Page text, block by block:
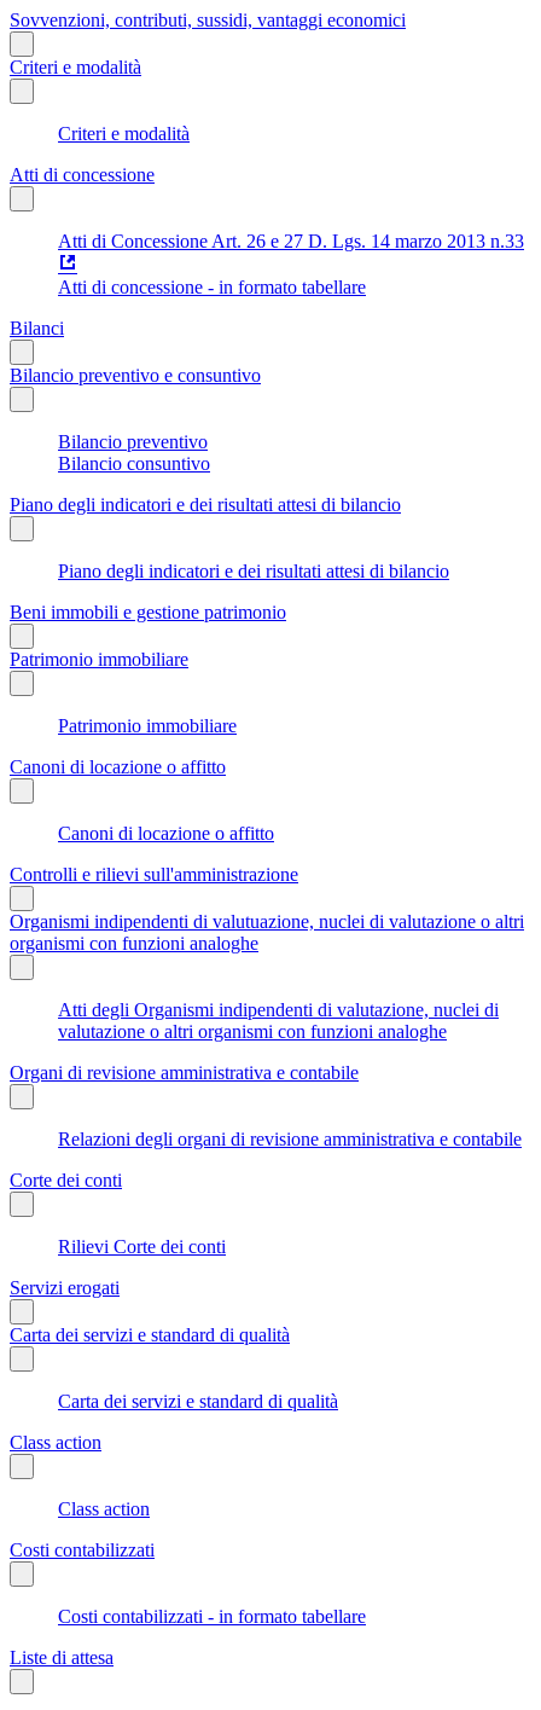
Sovvenzioni, contributi, sussidi, vantaggi economici
Criteri e modalità
Criteri e modalità
Atti di concessione
Atti di Concessione Art. 26 e 27 D. Lgs. 14 marzo 2013 n.33
Atti di concessione - in formato tabellare
Bilanci
Bilancio preventivo e consuntivo
Bilancio preventivo
Bilancio consuntivo
Piano degli indicatori e dei risultati attesi di bilancio
Piano degli indicatori e dei risultati attesi di bilancio
Beni immobili e gestione patrimonio
Patrimonio immobiliare
Patrimonio immobiliare
Canoni di locazione o affitto
Canoni di locazione o affitto
Controlli e rilievi sull'amministrazione
Organismi indipendenti di valutuazione, nuclei di valutazione o altri
organismi con funzioni analoghe
Atti degli Organismi indipendenti di valutazione, nuclei di
valutazione o altri organismi con funzioni analoghe
Organi di revisione amministrativa e contabile
Relazioni degli organi di revisione amministrativa e contabile
Corte dei conti
Rilievi Corte dei conti
Servizi erogati
Carta dei servizi e standard di qualità
Carta dei servizi e standard di qualità
Class action
Class action
Costi contabilizzati
Costi contabilizzati - in formato tabellare
Liste di attesa